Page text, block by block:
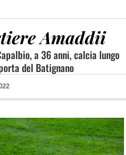
Amaddii
a 36 anni, calcia lungo
del Batignano